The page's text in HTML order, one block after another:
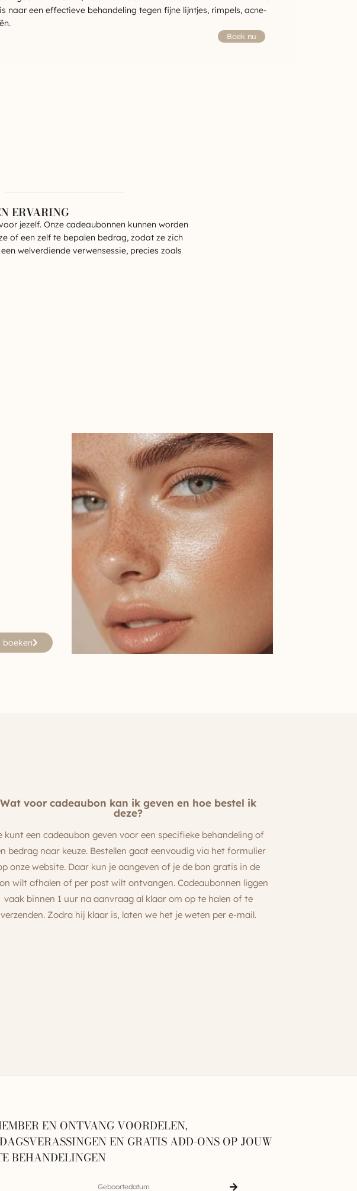
naar een effectieve behandeling tegen fijne lijntjes, rimpels, acne-
Boek nu
ERVARING
jezelf. Onze cadeaubonnen kunnen worden
of een zelf te bepalen bedrag, zodat ze zich
welverdiende verwensessie, precies zoals
boeken
Wat voor cadeaubon kan ik geven en hoe bestel ik
deze?
kunt een cadeaubon geven voor een specifieke behandeling of
bedrag naar keuze. Bestellen gaat eenvoudig via het formulier
onze website. Daar kun je aangeven of je de bon gratis in de
wilt afhalen of per post wilt ontvangen. Cadeaubonnen liggen
vaak binnen 1 uur na aanvraag al klaar om op te halen of te
verzenden. Zodra hij klaar is, laten we het je weten per e-mail.
EN ONTVANG VOORDELEN,
EN GRATIS ADD-ONS OP JOUW
BEHANDELINGEN